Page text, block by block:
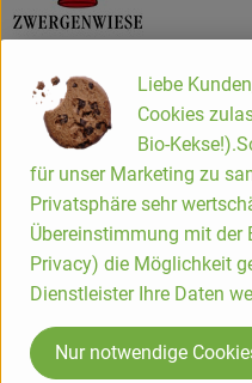
D 24887 Silberstedt
Die Zwergenwiese
für liebevoll und sorgfältig
Aus eigener Entwicklung
entstehen pikante und
Tomatensaucen und
Alles unter dem Zeichen
Seit Gründung spielt die
Erhaltung der Sortenvielfalt
Liebe
Cookies
Bio-
für unser Marketing zu
Privatsphäre sehr
Übereinstimmung mit der
Privacy) die Möglichkeit
Dienstleister Ihre Daten
Nur notwendige